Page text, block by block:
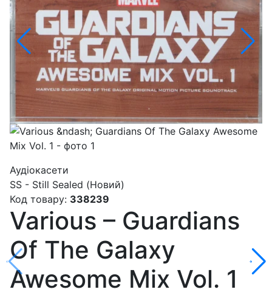
Аудіокасети
SS - Still Sealed (Новий)
Код товару: 338239
Various – Guardians
Of The Galaxy
Awesome Mix Vol. 1